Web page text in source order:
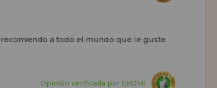
a todo el mundo que le guste
Opinión verificada por EKOMI